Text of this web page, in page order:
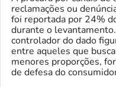
reclamações ou
foi reportada por 24%
durante o
controlador do dado
entre aqueles que
menores proporções,
de defesa do